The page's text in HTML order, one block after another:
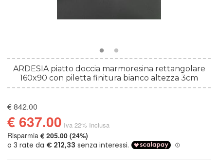
ARDESIA piatto doccia marmoresina rettangolare
160x90 con piletta finitura bianco altezza 3cm
€ 842.00
€ 637.00 Iva 22% Inclusa
Risparmia € 205.00 (24%)